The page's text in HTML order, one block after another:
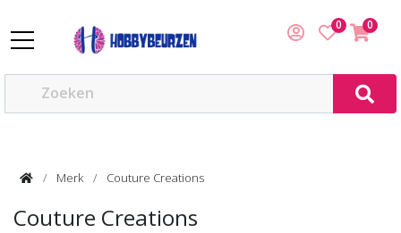
0
0
Merk Couture Creations
Couture Creations